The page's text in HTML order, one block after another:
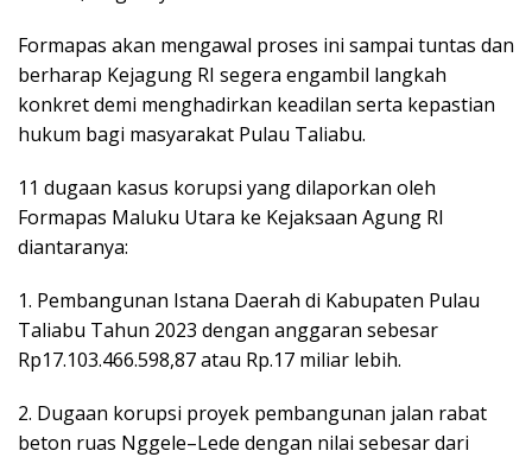
Formapas akan mengawal proses ini sampai tuntas dan
berharap Kejagung RI segera engambil langkah
konkret demi menghadirkan keadilan serta kepastian
hukum bagi masyarakat Pulau Taliabu.
11 dugaan kasus korupsi yang dilaporkan oleh
Formapas Maluku Utara ke Kejaksaan Agung RI
diantaranya:
1. Pembangunan Istana Daerah di Kabupaten Pulau
Taliabu Tahun 2023 dengan anggaran sebesar
Rp17.103.466.598,87 atau Rp.17 miliar lebih.
2. Dugaan korupsi proyek pembangunan jalan rabat
beton ruas Nggele–Lede dengan nilai sebesar dari